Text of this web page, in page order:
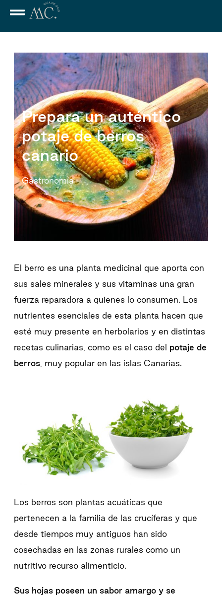
Prepara un auténtico
potaje de berros
canario
Gastronomía
El berro es una planta medicinal que aporta con
sus sales minerales y sus vitaminas una gran
fuerza reparadora a quienes lo consumen. Los
nutrientes esenciales de esta planta hacen que
esté muy presente en herbolarios y en distintas
recetas culinarias, como es el caso del potaje de
berros, muy popular en las islas Canarias.
Los berros son plantas acuáticas que
pertenecen a la familia de las crucíferas y que
desde tiempos muy antiguos han sido
cosechadas en las zonas rurales como un
nutritivo recurso alimenticio.
Sus hojas poseen un sabor amargo y se